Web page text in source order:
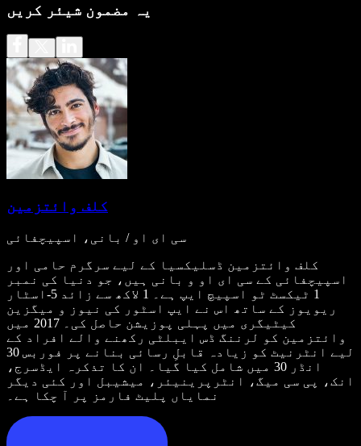
یہ مضمون شیئر کریں
کلف وائتزمین
سی ای او / بانی، اسپیچفائی
کلف وائتزمین ڈسلیکسیا کے لیے سرگرم حامی اور
اسپیچفائی کے سی ای او و بانی ہیں، جو دنیا کی نمبر
1 ٹیکسٹ ٹو اسپیچ ایپ ہے۔ 1 لاکھ سے زائد 5-اسٹار
ریویوز کے ساتھ اس نے ایپ اسٹور کی نیوز و میگزین
کیٹیگری میں پہلی پوزیشن حاصل کی۔ 2017 میں
وائتزمین کو لرننگ ڈس ایبلٹی رکھنے والے افراد کے
لیے انٹرنیٹ کو زیادہ قابلِ رسائی بنانے پر فوربس 30
انڈر 30 میں شامل کیا گیا۔ ان کا تذکرہ ایڈسرج،
انک، پی سی میگ، انٹرپرینیئر، میشیبل اور کئی دیگر
نمایاں پلیٹ فارمز پر آ چکا ہے۔